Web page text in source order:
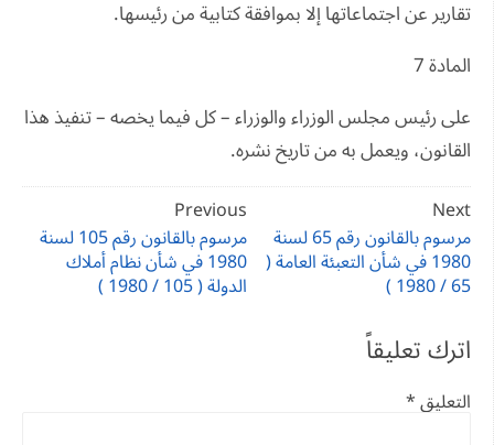
تقارير عن اجتماعاتها إلا بموافقة كتابية من رئيسها.
المادة 7
على رئيس مجلس الوزراء والوزراء – كل فيما يخصه – تنفيذ هذا
القانون، ويعمل به من تاريخ نشره.
تصفّح
المقالات
Previous
مرسوم بالقانون رقم 105 لسنة
1980 في شأن نظام أملاك
الدولة ( 105 / 1980 )
Next
مرسوم بالقانون رقم 65 لسنة
1980 في شأن التعبئة العامة (
65 / 1980 )
اترك تعليقاً
التعليق*